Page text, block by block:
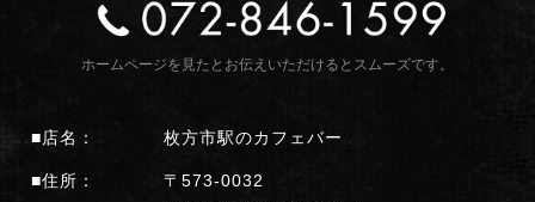
ホームページを見たとお伝えいただけるとスムーズです。
■店名： 枚方市駅のカフェバー
■住所：
〒573-0032